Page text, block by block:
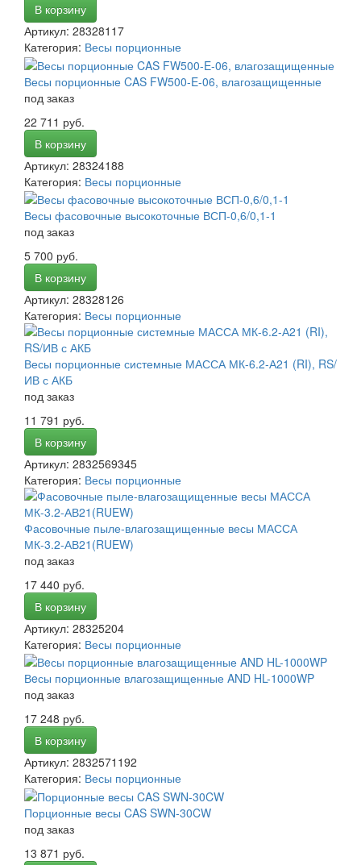
В корзину
Артикул: 28328117
Категория: Весы порционные
Весы порционные CAS FW500-E-06, влагозащищенные
под заказ
22 711 руб.
В корзину
Артикул: 28324188
Категория: Весы порционные
Весы фасовочные высокоточные ВСП-0,6/0,1-1
под заказ
5 700 руб.
В корзину
Артикул: 28328126
Категория: Весы порционные
Весы порционные системные МАССА МК-6.2-А21 (RI), RS/
ИВ с АКБ
под заказ
11 791 руб.
В корзину
Артикул: 2832569345
Категория: Весы порционные
Фасовочные пыле-влагозащищенные весы МАССА
МК-3.2-АВ21(RUEW)
под заказ
17 440 руб.
В корзину
Артикул: 28325204
Категория: Весы порционные
Вeсы порционные влагозащищенные AND HL-1000WP
под заказ
17 248 руб.
В корзину
Артикул: 2832571192
Категория: Весы порционные
Порционные весы CAS SWN-30CW
под заказ
13 871 руб.